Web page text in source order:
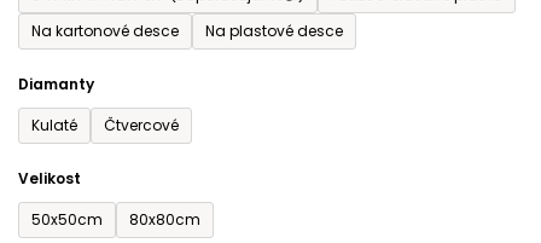
Na kartonové desce
Na plastové desce
Diamanty
Kulaté
Čtvercové
Velikost
50x50cm
80x80cm